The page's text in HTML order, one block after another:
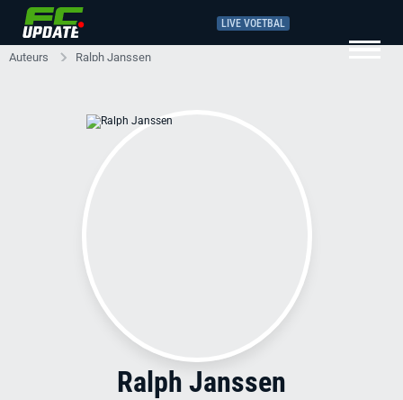
LIVE VOETBAL
Auteurs Ralph Janssen
Ralph Janssen